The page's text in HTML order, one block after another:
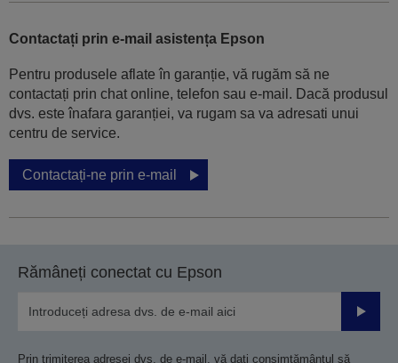
Contactați prin e-mail asistența Epson
Pentru produsele aflate în garanție, vă rugăm să ne
contactați prin chat online, telefon sau e-mail. Dacă produsul
dvs. este înafara garanției, va rugam sa va adresati unui
centru de service.
Contactați-ne prin e-mail
Rămâneți conectat cu Epson
Prin trimiterea adresei dvs. de e-mail, vă dați consimțământul să